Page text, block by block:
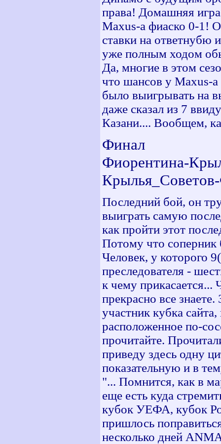
права! Домашняя
Maxus-а фиаско 0-1!
ставки на ответнубю
уже полным ходом
Да, многие в этом
что шансов у Maxus-
было выигрывать на
даже сказал из 7
Казани.... Вообщем,
Финал
Фиорентина-
Последний бой, он
выиграть самую
как пройти этот
Потому что
Человек, у которого
преследователя -
к чему прикасается...
прекрасно все
участник кубка
расположенное по-
прочитайте.
приведу здесь одну
показательную и в
"... Помнится, как в
еще есть куда
кубок УЕФА, кубок
пришлось
несколько дней